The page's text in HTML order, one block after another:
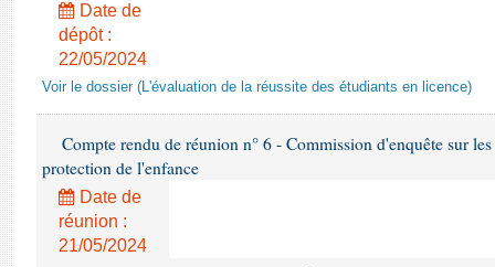
Date de
dépôt :
22/05/2024
Voir le dossier (L'évaluation de la réussite des étudiants en licence)
Compte rendu de réunion n° 6 - Commission d'enquête sur
protection de l'enfance
Date de
réunion :
21/05/2024